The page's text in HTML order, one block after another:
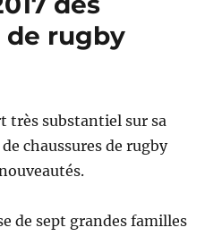
de rugby
très substantiel sur sa
chaussures de rugby
de sept grandes familles